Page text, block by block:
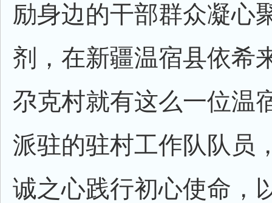
励身边的干部群众凝心
剂，在新疆温宿县依希
尕克村就有这么一位温
派驻的驻村工作队队员
诚之心践行初心使命，